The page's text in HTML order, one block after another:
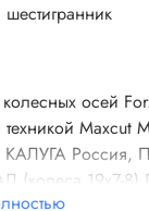
шестигранник
осей
техникой
КАЛУГА
(колеса 19х7-8)
7, Nevada,